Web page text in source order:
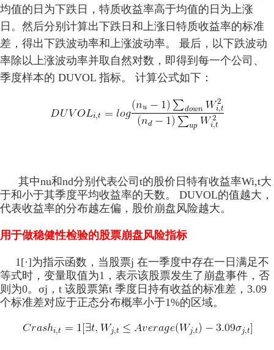
均值的日为下跌日，特质收益率高于均值的 日 为上涨
日 。然后分别计算出下跌 日和上涨日特质收益率的标准
差，得出下跌波动率和上涨波动率。 最后，以下跌波动
率除以上涨波动率并取自然对数，即得到每一个公司、
季度样本的 DUVOL 指标。 计算公式如下：
其中nu和nd分别代表公司t的股价日特有收益率Wi,t大
于和小于其季度平均收益率的天数。 DUVOL的值越大，
代表收益率的分布越左偏，股价崩盘风险越大。
用于做稳健性检验的股票崩盘风险指标
1[·]为指示函数，当股票j 在一季度中存在一日满足不
等式时，变量取值为1，表示该股票发生了崩盘事件，否
则为0。σj，t 该股票第t 季度日持有收益的标准差，3.09
个标准差对应于正态分布概率小于1%的区域。